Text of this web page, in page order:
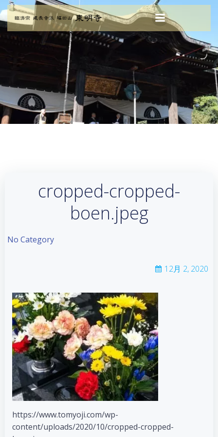
コ
ン
テ
ン
ス
キ
ッ
プ
cropped-cropped-
boen.jpeg
No Category
12月 2, 2020
https://www.tomyoji.com/wp-
content/uploads/2020/10/cropped-cropped-